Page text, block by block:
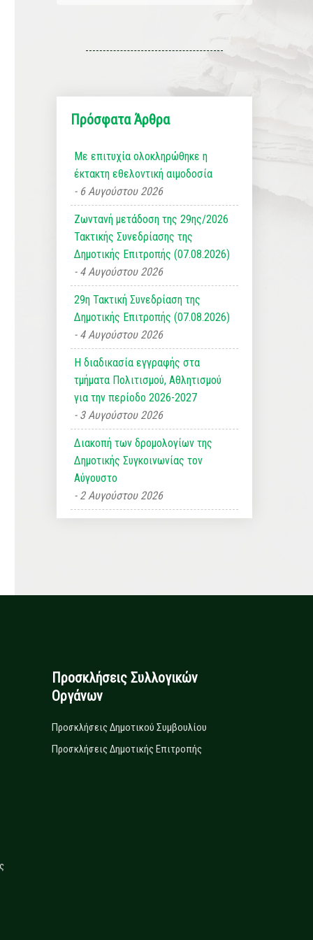
Πρόσφατα Άρθρα
Με επιτυχία ολοκληρώθηκε η
έκτακτη εθελοντική αιμοδοσία
6 Αυγούστου 2026
Ζωντανή μετάδοση της 29ης/2026
Τακτικής Συνεδρίασης της
Δημοτικής Επιτροπής (07.08.2026)
4 Αυγούστου 2026
29η Τακτική Συνεδρίαση της
Δημοτικής Επιτροπής (07.08.2026)
4 Αυγούστου 2026
Η διαδικασία εγγραφής στα
τμήματα Πολιτισμού, Αθλητισμού
για την περίοδο 2026-2027
3 Αυγούστου 2026
Διακοπή των δρομολογίων της
Δημοτικής Συγκοινωνίας τον
Αύγουστο
2 Αυγούστου 2026
Προσκλήσεις Συλλογικών
Οργάνων
Προσκλήσεις Δημοτικού Συμβουλίου
Προσκλήσεις Δημοτικής Επιτροπής